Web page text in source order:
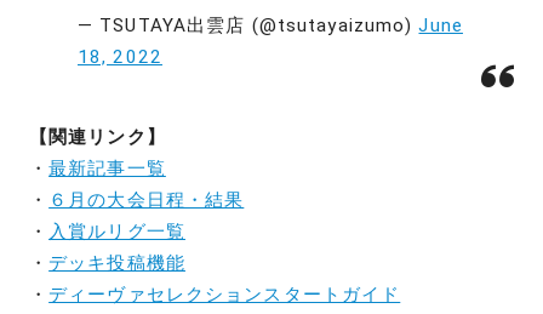
— TSUTAYA出雲店 (@tsutayaizumo)June
18, 2022
【関連リンク】
・最新記事一覧
・ ６月の大会日程・結果
・ 入賞ルリグ一覧
・ デッキ投稿機能
・ ディーヴァセレクションスタートガイド